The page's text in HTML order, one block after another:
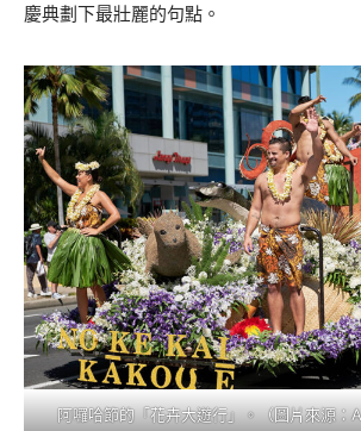
慶典劃下最壯麗的句點。
阿囉哈節的「花卉大遊行」。（圖片來源：